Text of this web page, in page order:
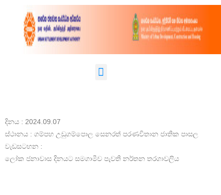
දිනය : 2024.09.07
ස්ථානය : ගම්පහ උඩුගම්පොල සෙනරත් පරණවිතාන ජාතික පාසල
වැඩසටහන :
ලෝක ජනාවාස දිනයට සමගාමීව පැවති නර්තන තරගාවලිය